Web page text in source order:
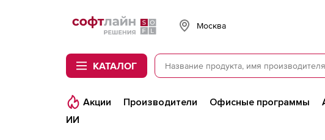
Softline
Москва
КАТАЛОГ
Акции Производители Офисные программы
ИИ